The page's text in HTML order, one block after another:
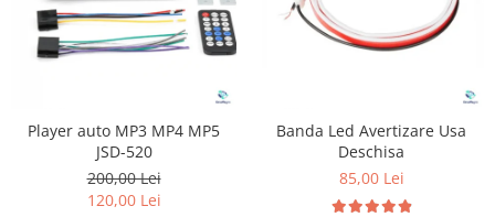
Player auto MP3 MP4 MP5
JSD-520
200,00 Lei
120,00 Lei
Banda Led Avertizare Usa
Deschisa
85,00 Lei